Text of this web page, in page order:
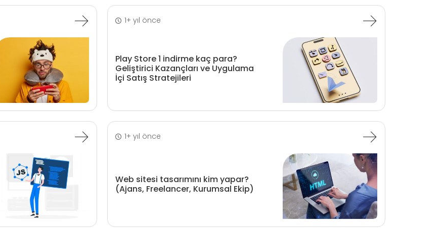
1+ yıl önce
Play Store 1 indirme kaç para?
Geliştirici Kazançları ve Uygulama
İçi Satış Stratejileri
1+ yıl önce
Web sitesi tasarımını kim yapar?
(Ajans, Freelancer, Kurumsal Ekip)